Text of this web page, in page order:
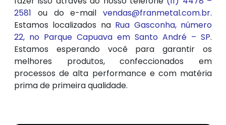
2581 ou do e-mail vendas@franmetal.com.br.
Estamos localizados na Rua Gasconha, número
22, no Parque Capuava em Santo André – SP.
Estamos esperando você para garantir os
melhores produtos, confeccionados em
processos de alta performance e com matéria
prima de primeira qualidade.